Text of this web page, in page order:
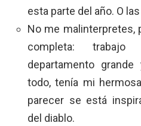
esta parte del año. O
No me malinterpretes,
completa:
departamento
todo, tenía mi
parecer se está
del diablo.